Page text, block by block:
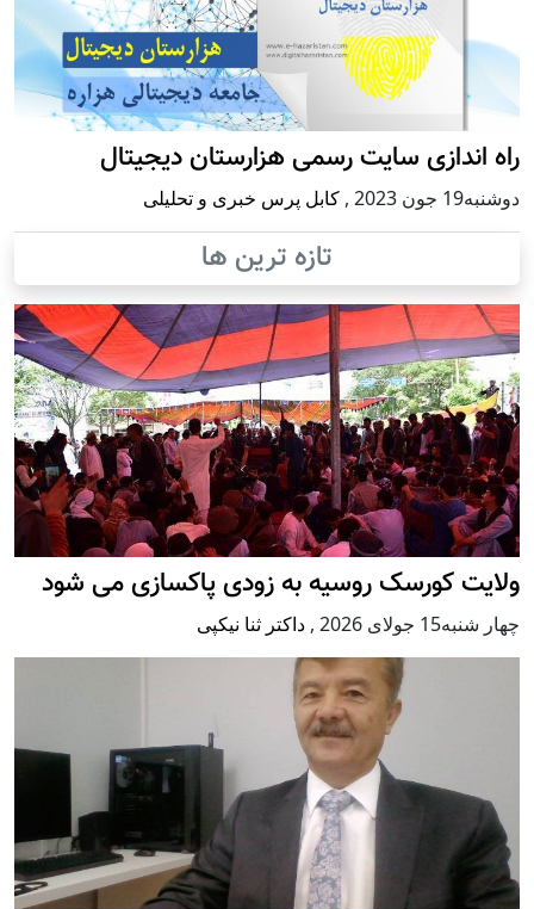
اندازی سایت رسمی هزارستان دیجیتال
جون 2023 ,کابل پرس خبری و تحلیلی
تازه ترین ها
کورسک روسیه به زودی پاکسازی می شود
شنبه15 جولای 2026 ,داکتر ثنا نیکپی